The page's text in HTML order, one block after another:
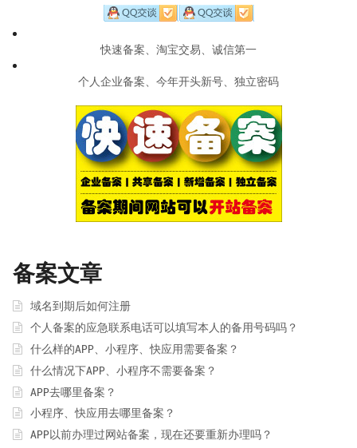
快速备案、淘宝交易、诚信第一
个人企业备案、今年开头新号、独立密码
备案文章
域名到期后如何注册
个人备案的应急联系电话可以填写本人的备用号码吗？
什么样的APP、小程序、快应用需要备案？
什么情况下APP、小程序不需要备案？
APP去哪里备案？
小程序、快应用去哪里备案？
APP以前办理过网站备案，现在还要重新办理吗？